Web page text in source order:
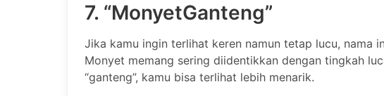
7. “MonyetGanteng”
Jika kamu ingin terlihat keren namun tetap lucu, nama
Monyet memang sering diidentikkan dengan tingkah
“ganteng”, kamu bisa terlihat lebih menarik.